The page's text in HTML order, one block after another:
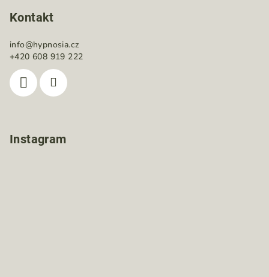
Kontakt
info@hypnosia.cz
+420 608 919 222
Instagram